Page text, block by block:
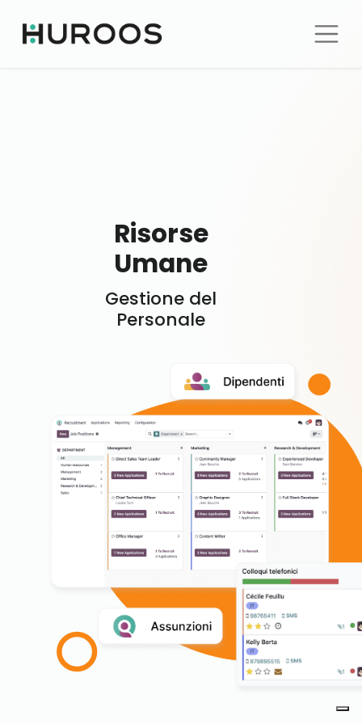
Risorse
Umane
Gestione del
Personale